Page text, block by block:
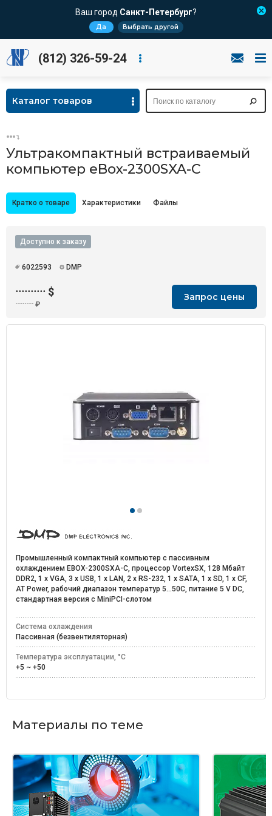
Ваш город Санкт-Петербург?
Да Выбрать другой
(812) 326-59-24
Каталог товаров
Ультракомпактный встраиваемый
компьютер eBox-2300SXA-C
Кратко о товаре Характеристики Файлы
Доступно к заказу
6022593 DMP
·········· $
·········· ₽
Запрос цены
Промышленный компактный компьютер с пассивным
охлаждением EBOX-2300SXA-C, процессор VortexSX, 128 Мбайт
DDR2, 1 x VGA, 3 x USB, 1 x LAN, 2 x RS-232, 1 x SATA, 1 x SD, 1 x CF,
AT Power, рабочий диапазон температур 5...50C, питание 5 V DC,
стандартная версия с MiniPCI-слотом
Система охлаждения
Пассивная (безвентиляторная)
Температура эксплуатации, °C
+5 ~ +50
Материалы по теме